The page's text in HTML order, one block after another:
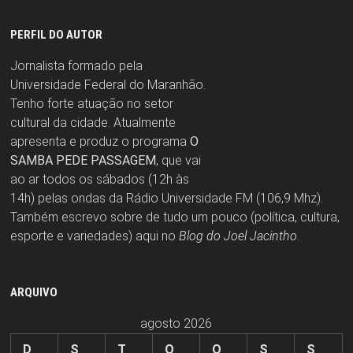
PERFIL DO AUTOR
Jornalista formado pela
Universidade Federal do Maranhão.
Tenho forte atuação no setor
cultural da cidade. Atualmente
apresenta e produz o programa O
SAMBA PEDE PASSAGEM, que vai
ao ar todos os sábados (12h às
14h) pelas ondas da Rádio Universidade FM (106,9 Mhz).
Também escrevo sobre de tudo um pouco (política, cultura,
esporte e variedades) aqui no Blog do Joel Jacintho
ARQUIVO
agosto 2026
D
S T Q Q S S